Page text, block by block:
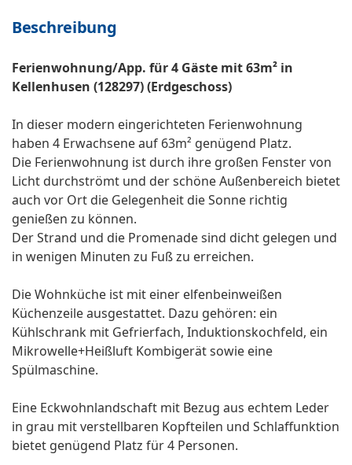
Beschreibung
Ferienwohnung/App. für 4 Gäste mit 63m² in
Kellenhusen (128297) (Erdgeschoss)
In dieser modern eingerichteten Ferienwohnung
haben 4 Erwachsene auf 63m² genügend Platz.
Die Ferienwohnung ist durch ihre großen Fenster von
Licht durchströmt und der schöne Außenbereich bietet
auch vor Ort die Gelegenheit die Sonne richtig
genießen zu können.
Der Strand und die Promenade sind dicht gelegen und
in wenigen Minuten zu Fuß zu erreichen.
Die Wohnküche ist mit einer elfenbeinweißen
Küchenzeile ausgestattet. Dazu gehören: ein
Kühlschrank mit Gefrierfach, Induktionskochfeld, ein
Mikrowelle+Heißluft Kombigerät sowie eine
Spülmaschine.
Eine Eckwohnlandschaft mit Bezug aus echtem Leder
in grau mit verstellbaren Kopfteilen und Schlaffunktion
bietet genügend Platz für 4 Personen.